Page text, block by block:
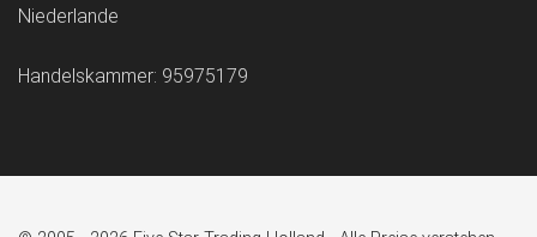
Niederlande
Handelskammer: 95975179